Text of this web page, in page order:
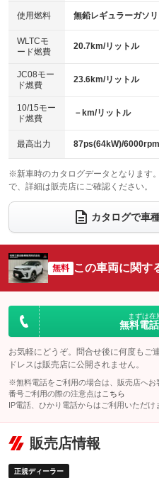
100V電源
：装備なし
センターデフロック
：装備なし
電動格納ミラー
：装備あり
バックカメラ
：装備あり
エアロ
：装備なし
：装備なし
パワーシート
ベンチシート
：装備なし
チップアップシート
：装備なし
：装備なし
ウォークスルー
：装備なし
電動リアゲート
：装備なし
サイドカメラ
：装備なし
：装備なし
使用燃料 無鉛レギュラーガソ
WLTCモ
ード燃費
20.7km/リットル
JC08モー
ド燃費
23.6km/リットル
10/15モー
ド燃費
－km/リットル
最高出力 87ps(64kW)/6000rpm
※新車時のカタログデータとなります
で、詳細は販売店にご確認ください。
カタログで車
無料 この車両に関す
まずは在
無料電
お気軽にどうぞ。問合せ後に何度もご
ドレスは販売店に公開されません。
※無料電話をご利用の場合は、販売店へ
番号ご利用の際の注意点は こちら
IP電話、ひかり電話からはご利用いただけ
販売店情報
正規ディーラー